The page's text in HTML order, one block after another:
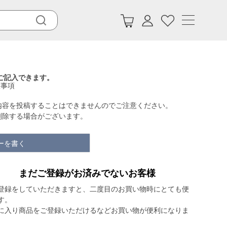
入できます。
項
を投稿することはできませんのでご注意ください。
する場合がございます。
を書く
まだご登録がお済みでないお客様
録をしていただきますと、二度目のお買い物時にとても便
。
入り商品をご登録いただけるなどお買い物が便利になりま